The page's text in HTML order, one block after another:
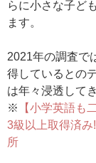
らに小さな子ど
ます。
2021年の調査で
得しているとの
は年々浸透して
※
【小学英語も
3級以上取得済
所